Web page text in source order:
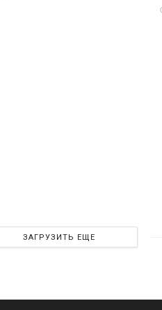
ЗАГРУЗИТЬ ЕЩЕ